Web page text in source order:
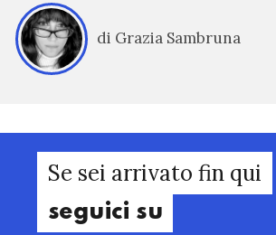
di Grazia Sambruna
Se sei arrivato fin qui
seguici su